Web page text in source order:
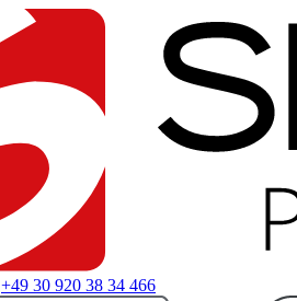
+49 30 920 38 34 466